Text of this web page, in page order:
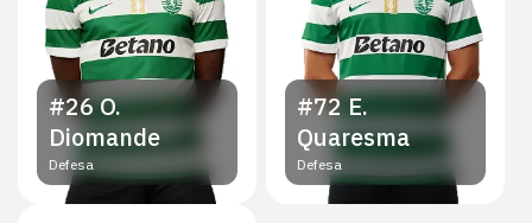
#26O.
Diomande
Defesa
#72E.
Quaresma
Defesa